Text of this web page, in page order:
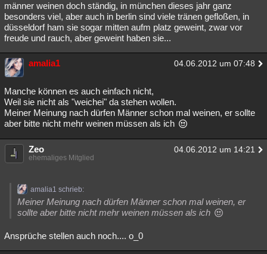
männer weinen doch ständig, in münchen dieses jahr ganz
besonders viel, aber auch in berlin sind viele tränen gefloßen, in
düsseldorf ham sie sogar mitten aufm platz geweint, zwar vor
freude und rauch, aber geweint haben sie...
amalia1 04.06.2012 um 07:48
Manche können es auch einfach nicht,
Weil sie nicht als "weichei" da stehen wollen.
Meiner Meinung nach dürfen Männer schon mal weinen, er sollte
aber bitte nicht mehr weinen müssen als ich
Zeo 04.06.2012 um 14:21
ehemaliges Mitglied
amalia1 schrieb:
Meiner Meinung nach dürfen Männer schon mal weinen, er
sollte aber bitte nicht mehr weinen müssen als ich
Ansprüche stellen auch noch.... o_0